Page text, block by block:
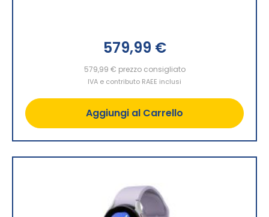
579,99 €
579,99 € prezzo consigliato
IVA e contributo RAEE inclusi
Aggiungi al Carrello